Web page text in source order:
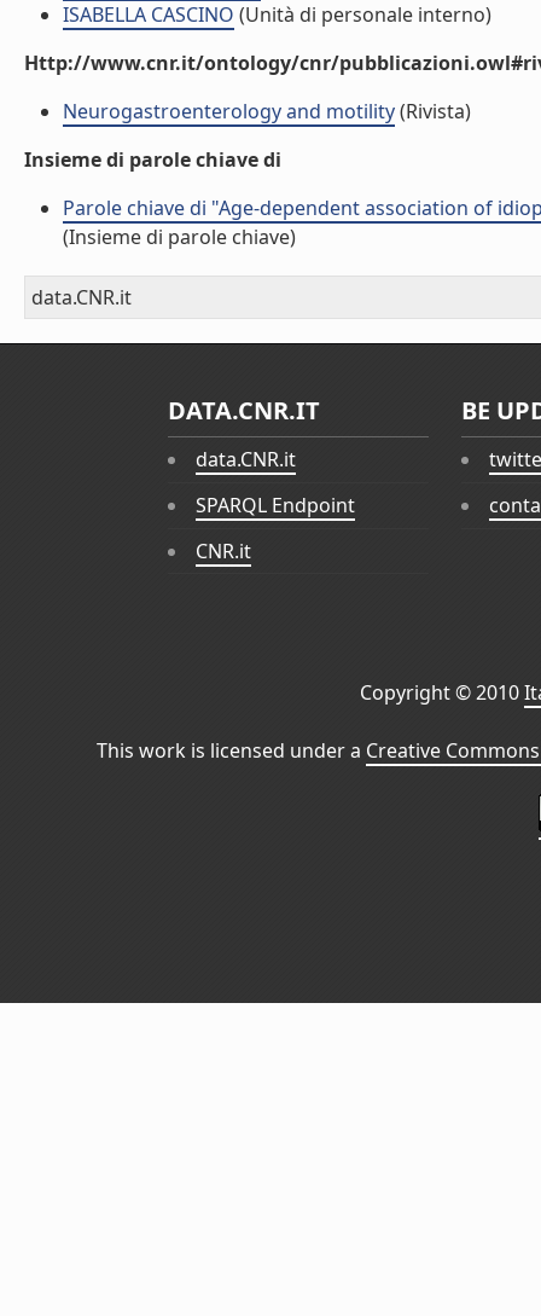
ISABELLA CASCINO (Unità di personale interno)
Http://www.cnr.it/ontology/cnr/
Neurogastroenterology and motility(Rivista)
Insieme di parole chiave di
Parole chiave di "Age-dependent association of
(Insieme di parole chiave)
data.CNR.it
DATA.CNR.IT
data.CNR.it
SPARQL Endpoint
CNR.it
BE
Copyright © 2010
This work is licensed under a Creative